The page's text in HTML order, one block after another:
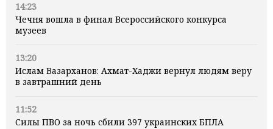
14:23
Чечня вошла в финал Всероссийского конкурса
музеев
13:20
Ислам Вазарханов: Ахмат-Хаджи вернул людям веру
в завтрашний день
11:52
Силы ПВО за ночь сбили 397 украинских БПЛА